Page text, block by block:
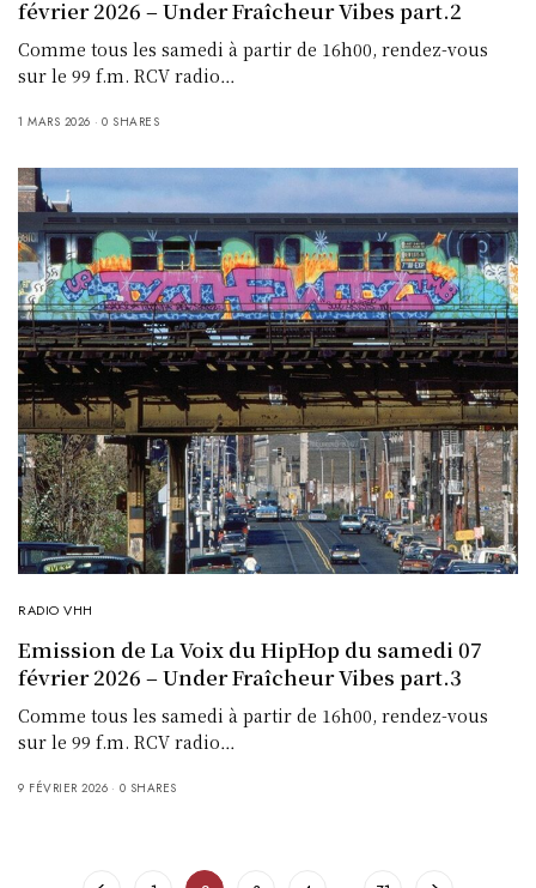
février 2026 – Under Fraîcheur Vibes part.2
Comme tous les samedi à partir de 16h00, rendez-vous
sur le 99 f.m. RCV radio…
1 MARS 2026 0 SHARES
RADIO VHH
Emission de La Voix du HipHop du samedi 07
février 2026 – Under Fraîcheur Vibes part.3
Comme tous les samedi à partir de 16h00, rendez-vous
sur le 99 f.m. RCV radio…
9 FÉVRIER 2026 0 SHARES